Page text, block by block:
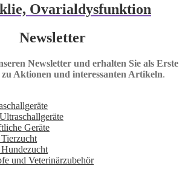
Ovarialdysfunktion
Newsletter
Newsletter und erhalten Sie als Erste
Aktionen und interessanten Artikeln.
Geräte
und Veterinärzubehör